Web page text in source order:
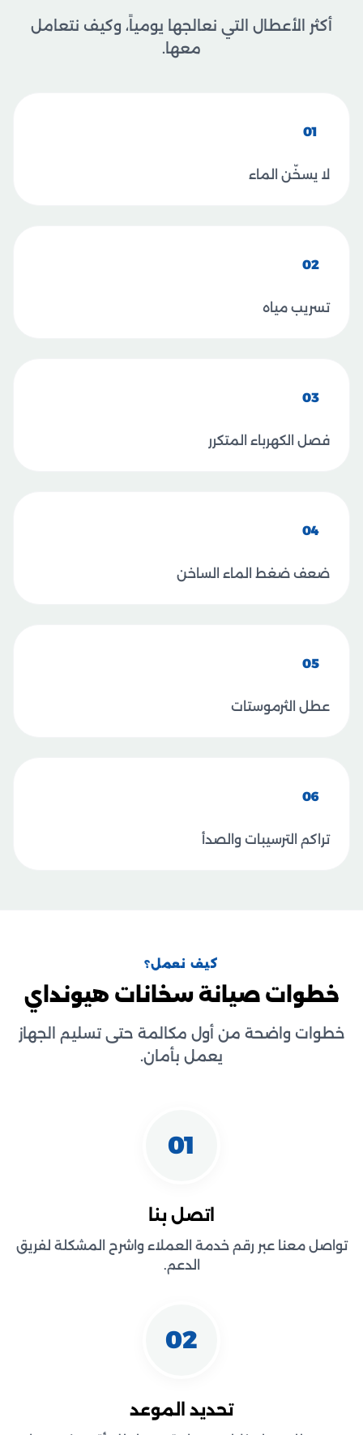
أكثر الأعطال التي نعالجها يومياً، وكيف نتعامل
معها.
01
لا يسخّن الماء
02
تسريب مياه
03
فصل الكهرباء المتكرر
04
ضعف ضغط الماء الساخن
05
عطل الثرموستات
06
تراكم الترسيبات والصدأ
كيف نعمل؟
خطوات صيانة سخانات هيونداي
خطوات واضحة من أول مكالمة حتى تسليم الجهاز
يعمل بأمان.
01
اتصل بنا
تواصل معنا عبر رقم خدمة العملاء واشرح المشكلة لفريق
الدعم.
02
تحديد الموعد